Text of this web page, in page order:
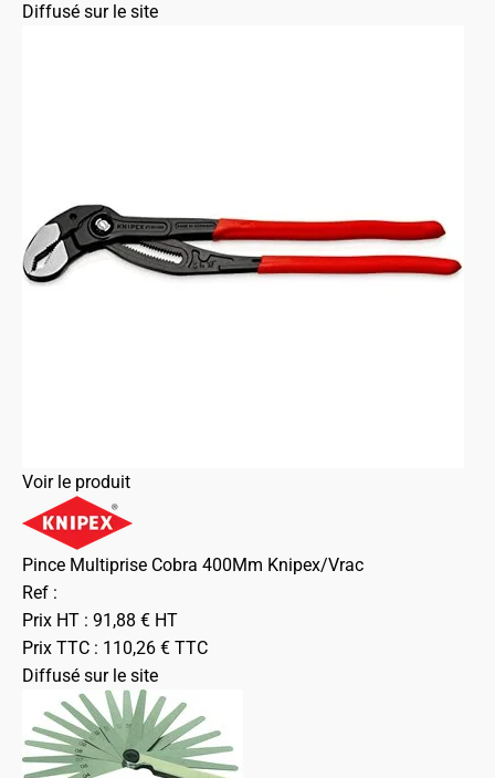
Diffusé sur le site
Voir le produit
Pince Multiprise Cobra 400Mm Knipex/Vrac
Ref :
Prix HT : 91,88 € HT
Prix TTC : 110,26 € TTC
Diffusé sur le site